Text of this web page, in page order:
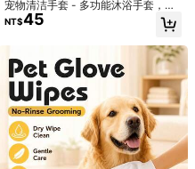
運動 & 戶外 家
宠物清洁手套 - 多功能沐浴手套，适
用于宠物，具有除臭和保湿功效，无
需冲洗
NT$45